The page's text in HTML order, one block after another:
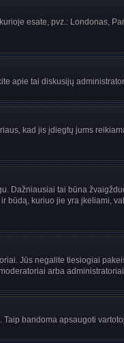
esate, pvz.: Londonas,
apie tai diskusijų
kad jis įdiegtų jums
Dažniausiai tai būna
kuriuo jie yra įkeliami,
Jūs negalite tiesiogiai
arba
bandoma apsaugoti